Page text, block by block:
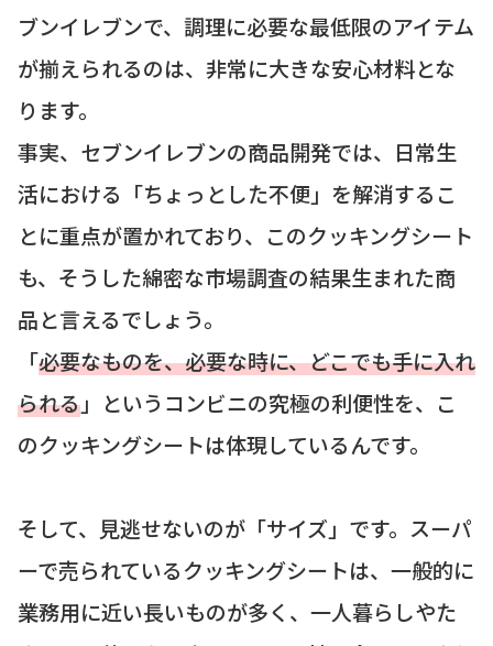
ブンイレブンで、調理に必要な最低限のアイテム
が揃えられるのは、非常に大きな安心材料とな
ります。
事実、セブンイレブンの商品開発では、日常生
活における「ちょっとした不便」を解消するこ
とに重点が置かれており、このクッキングシート
も、そうした綿密な市場調査の結果生まれた商
品と言えるでしょう。
「必要なものを、必要な時に、どこでも手に入れ
られる」というコンビニの究極の利便性を、こ
のクッキングシートは体現しているんです。
そして、見逃せないのが「サイズ」です。スーパ
ーで売られているクッキングシートは、一般的に
業務用に近い長いものが多く、一人暮らしやた